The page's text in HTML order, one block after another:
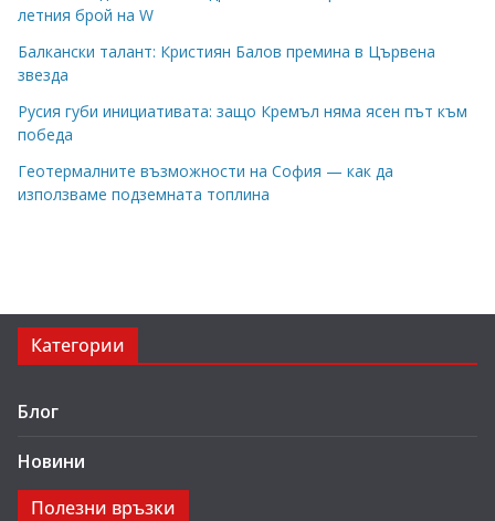
летния брой на W
Балкански талант: Кристиян Балов премина в Цървена
звезда
Русия губи инициативата: защо Кремъл няма ясен път към
победа
Геотермалните възможности на София — как да
използваме подземната топлина
Категории
Блог
Новини
Полезни връзки